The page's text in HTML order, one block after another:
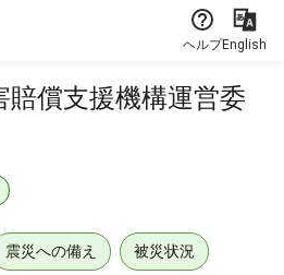
ヘルプEnglish
賠償支援機構運営委
震災への備え 被災状況